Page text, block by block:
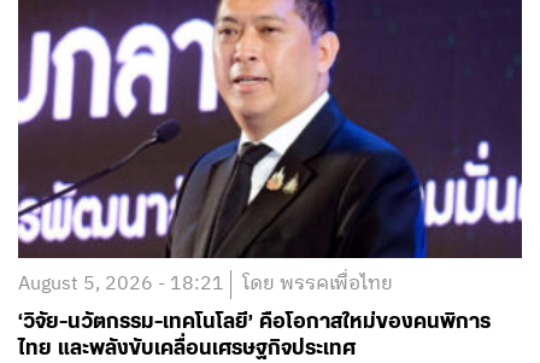
August 5, 2026 - 18:21 โดย พรรคเพื่อไทย
‘วิจัย-นวัตกรรม-เทคโนโลยี’ คือโอกาสใหม่ของคนพิการ
ไทย และพลังขับเคลื่อนเศรษฐกิจประเทศ